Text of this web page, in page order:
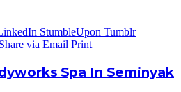
StumbleUpon Tumblr
Share via Email Print
Spa In Seminyak